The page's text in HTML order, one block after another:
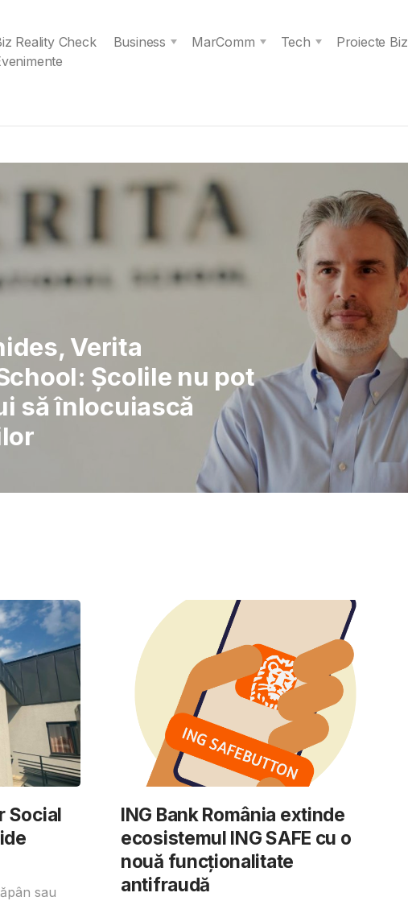
Reality Check Business MarComm Tech
Proiecte Biz
Curajul de a lupta
Social
sau
ING Bank România extinde
ecosistemul ING SAFE cu o
nouă funcționalitate
antifraudă